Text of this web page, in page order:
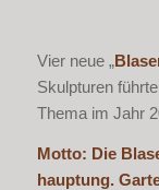
Vier neue „
Skulpturen
Thema im Jahr
Motto: Die
hauptung.